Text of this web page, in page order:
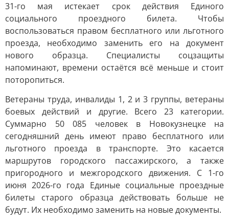
31-го мая истекает срок действия Единого
социального проездного билета. Чтобы
воспользоваться правом бесплатного или льготного
проезда, необходимо заменить его на документ
нового образца. Специалисты соцзащиты
напоминают, времени остаётся всё меньше и стоит
поторопиться.
Ветераны труда, инвалиды 1, 2 и 3 группы, ветераны
боевых действий и другие. Всего 23 категории.
Суммарно 50 085 человек в Новокузнецке на
сегодняшний день имеют право бесплатного или
льготного проезда в транспорте. Это касается
маршрутов городского пассажирского, а также
пригородного и межгородского движения. С 1-го
июня 2026-го года Единые социальные проездные
билеты старого образца действовать больше не
будут. Их необходимо заменить на новые документы.